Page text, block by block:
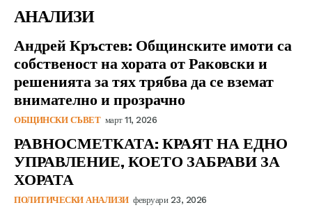
АНАЛИЗИ
Андрей Кръстев: Общинските имоти са
собственост на хората от Раковски и
решенията за тях трябва да се вземат
внимателно и прозрачно
ОБЩИНСКИ СЪВЕТ март 11, 2026
РАВНОСМЕТКАТА: КРАЯТ НА ЕДНО
УПРАВЛЕНИЕ, КОЕТО ЗАБРАВИ ЗА
ХОРАТА
ПОЛИТИЧЕСКИ АНАЛИЗИ февруари 23, 2026